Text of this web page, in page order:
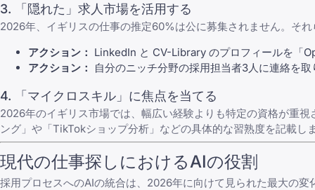
3. 「隠れた」求人市場を活用する
2026年、イギリスの仕事の推定60%は公に募集されません。そ
アクション： LinkedIn と CV-Library のプロフィールを「
アクション：
自分のニッチ分野の採用担当者3人に連絡を
4. 「マイクロスキル」に焦点を当てる
2026年のイギリス市場では、幅広い経験よりも特定の資格が重
ング」や「TikTokショップ分析」などの具体的な習熟度を記載し
現代の仕事探しにおけるAIの役割
採用プロセスへのAIの統合は、2026年に向けて見られた最大の